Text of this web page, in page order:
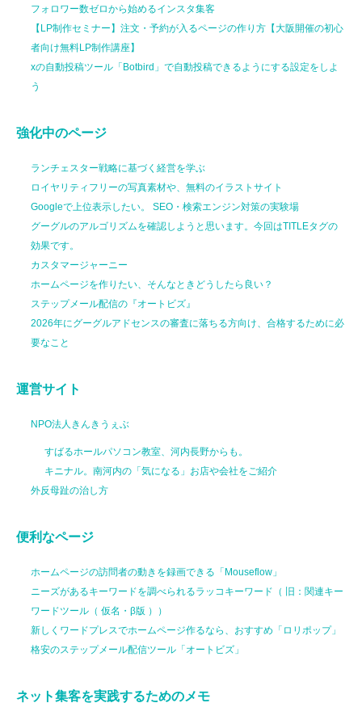
フォロワー数ゼロから始めるインスタ集客
【LP制作セミナー】注文・予約が入るページの作り方【大阪開催の初心
者向け無料LP制作講座】
xの自動投稿ツール「Botbird」で自動投稿できるようにする設定をしよ
う
強化中のページ
ランチェスター戦略に基づく経営を学ぶ
ロイヤリティフリーの写真素材や、無料のイラストサイト
Googleで上位表示したい。 SEO・検索エンジン対策の実験場
グーグルのアルゴリズムを確認しようと思います。今回はTITLEタグの
効果です。
カスタマージャーニー
ホームページを作りたい、そんなときどうしたら良い？
ステップメール配信の『オートビズ』
2026年にグーグルアドセンスの審査に落ちる方向け、合格するために必
要なこと
運営サイト
NPO法人きんきうぇぶ
すばるホールパソコン教室、河内長野からも。
キニナル。南河内の「気になる」お店や会社をご紹介
外反母趾の治し方
便利なページ
ホームページの訪問者の動きを録画できる「Mouseflow」
ニーズがあるキーワードを調べられるラッコキーワード（ 旧：関連キー
ワードツール（ 仮名・β版 ））
新しくワードプレスでホームページ作るなら、おすすめ「ロリポップ」
格安のステップメール配信ツール「オートビズ」
ネット集客を実践するためのメモ